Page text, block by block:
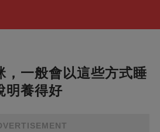
，一般會以這些方式睡
明養得好